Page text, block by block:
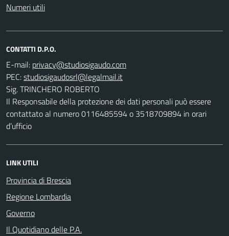
Numeri utili
CONTATTI D.P.O.
E-mail:
PEC:
Sig. TRINCHERO ROBERTO
Il Responsabile della protezione dei dati personali può essere
contattato al numero 0116485594 o 3518709894 in orari
d’ufficio
LINK UTILI
Provincia di Brescia
Regione Lombardia
Governo
Il Quotidiano delle P.A.